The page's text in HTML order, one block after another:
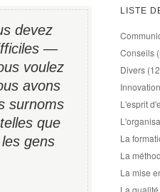
devez
—
voulez
avons
surnoms
que
gens
LISTE
Conseils
Divers
Innovation
L'esprit
La
La
La mise
La qualité